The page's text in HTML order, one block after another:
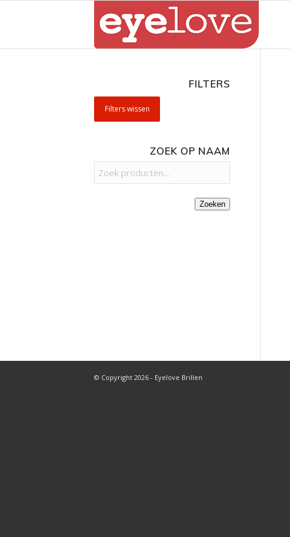
FILTERS
Filters wissen
ZOEK OP NAAM
Zoeken
© Copyright 2026 - Eyelove Brillen